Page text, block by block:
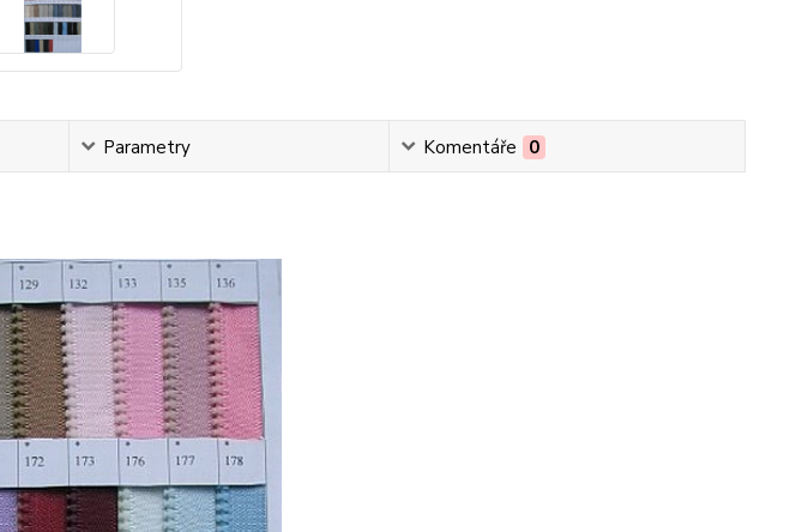
Parametry Komentáře 0